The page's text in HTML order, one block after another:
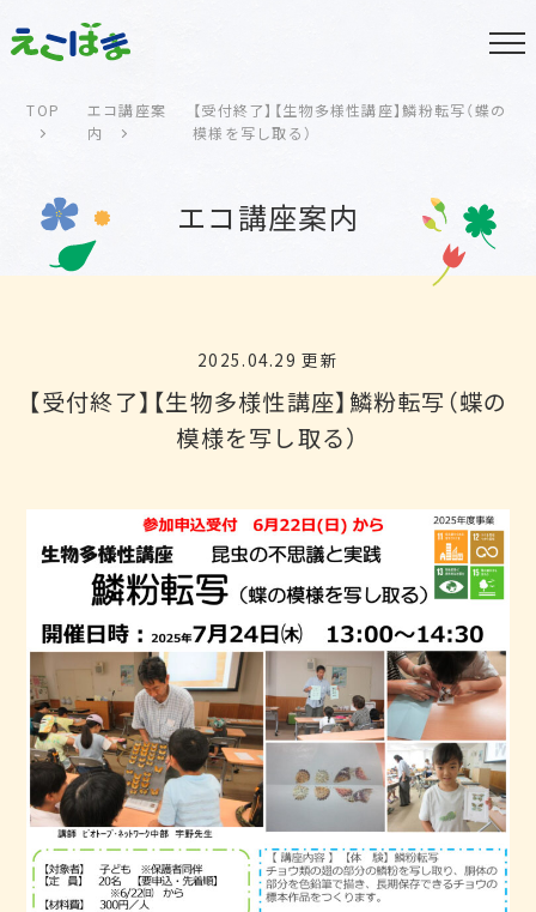
TOP
エコ講座案
内
【受付終了】【生物多様性講座】鱗粉転写（蝶の
模様を写し取る）
エコ講座案内
2025.04.29 更新
【受付終了】【生物多様性講座】鱗粉転写（蝶の
模様を写し取る）